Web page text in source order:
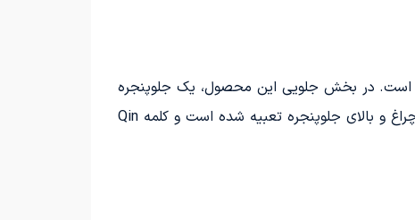
2718 میلی‌متری دارد که مشابه مدل فعلی است. در بخش جلویی این محصول، یک جلوپنجره
مشبک چندضلعی بزرگ دیده می‌شود، که در ادامه آن چراغ‌های باریک قرار گرفته‌اند. یک نوار تزئینی کرومی بین دو چراغ و بالای جلوپنجره تعبیه شده است و کلمه Qin